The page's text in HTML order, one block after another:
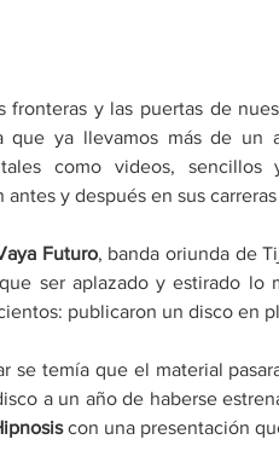
fronteras y las puertas de
ya llevamos más de un
como videos,
y después en sus
Futuro,
ser aplazado y estirado lo
publicaron un disco en
se temía que el material
a un año de haberse
con una presentación